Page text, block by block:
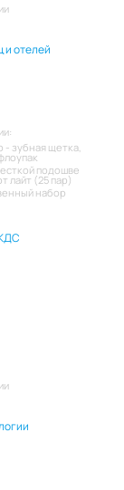
и отелей
- зубная щетка,
подошве
лайт (25 пар)
набор